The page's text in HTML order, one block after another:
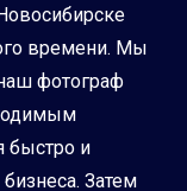
времени. Мы
фотограф
быстро и
Затем